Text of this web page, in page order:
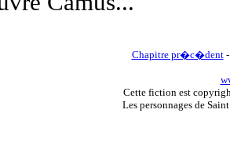
Chapitre pr�c�dent
Cette fiction est
Les personnages de